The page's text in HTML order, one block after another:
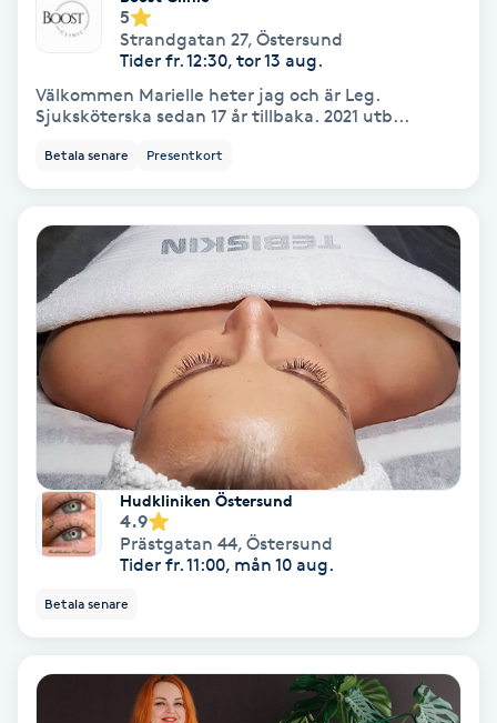
Fransförlängning Volym
Fransk manikyr
Fransrengöring
Friskvård
Friskvårdsmassage
Frisör
Funktionsanalys
Färgning
Gel naglar
5
Strandgatan 27, Östersund
Tider fr. 12:30, tor 13 aug.
Välkommen Marielle heter jag och är Leg.
Sjuksköterska sedan 17 år tillbaka. 2021 utb...
Betala senare Presentkort
Hudkliniken Östersund
4.9
Prästgatan 44, Östersund
Tider fr. 11:00, mån 10 aug.
Betala senare